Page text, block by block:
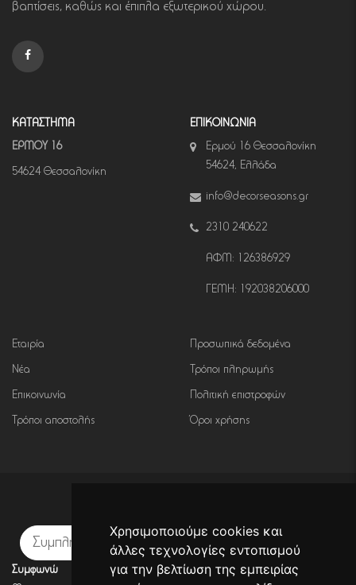
Χρησιμοποιούμε cookies και
άλλες τεχνολογίες εντοπισμού
για την βελτίωση της εμπειρίας
βαπτίσεις, καθώς και έπιπλα εξωτερικού χώρου.
ΚΑΤΑΣΤΗΜΑ
ΕΡΜΟΥ 16
54624 Θεσσαλονίκη
ΕΠΙΚΟΙΝΩΝΙΑ
Ερμού 16 Θεσσαλονίκη
54624, Ελλάδα
info@decorseasons.gr
2310 240622
ΑΦΜ: 126386929
ΓΕΜΗ: 192038206000
Εταιρία
Νέα
Επικοινωνία
Τρόποι αποστολής
Προσωπικά δεδομένα
Τρόποι πληρωμής
Πολιτική επιστροφών
Όροι χρήσης
Εγγραφή
Συμφωνώ